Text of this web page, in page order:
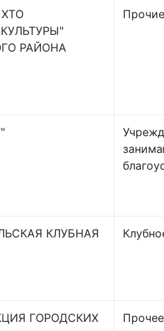
РАЙОНА
Прочие
КЛУБНАЯ
ГОРОДСКИХ